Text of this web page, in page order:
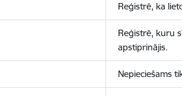
Reģistrē, ka
Reģistrē, kuru
apstiprinājis.
Nepieciešams